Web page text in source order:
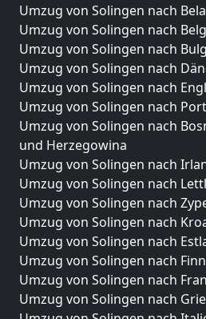
Umzug von Solingen nach
Umzug von Solingen nach
Umzug von Solingen nach
Umzug von Solingen nach
Umzug von Solingen nach
Umzug von Solingen nach
Umzug von Solingen nach
und Herzegowina
Umzug von Solingen nach
Umzug von Solingen nach
Umzug von Solingen nach
Umzug von Solingen nach
Umzug von Solingen nach
Umzug von Solingen nach
Umzug von Solingen nach
Umzug von Solingen nach